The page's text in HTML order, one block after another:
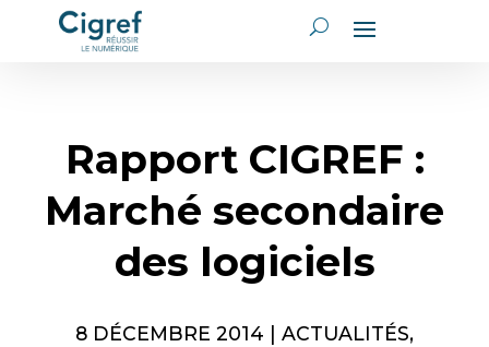
Rapport CIGREF :
Marché secondaire
des logiciels
8 DÉCEMBRE 2014 ACTUALITÉS,